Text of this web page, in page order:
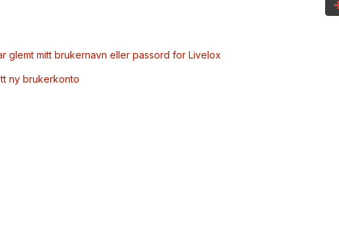
glemt mitt brukernavn eller passord for Livelox
ny brukerkonto